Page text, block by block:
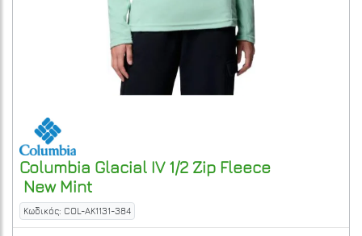
Columbia Glacial IV 1/2 Zip Fleece
New Mint
Κωδικός: COL-AK1131-384